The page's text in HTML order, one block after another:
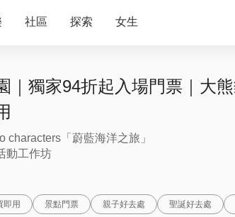
社區 探索 女生
｜獨家94折起入場門票｜大
characters「蔚藍海洋之旅」
動工作坊
即用 景點門票 親子好去處 聖誕好去處